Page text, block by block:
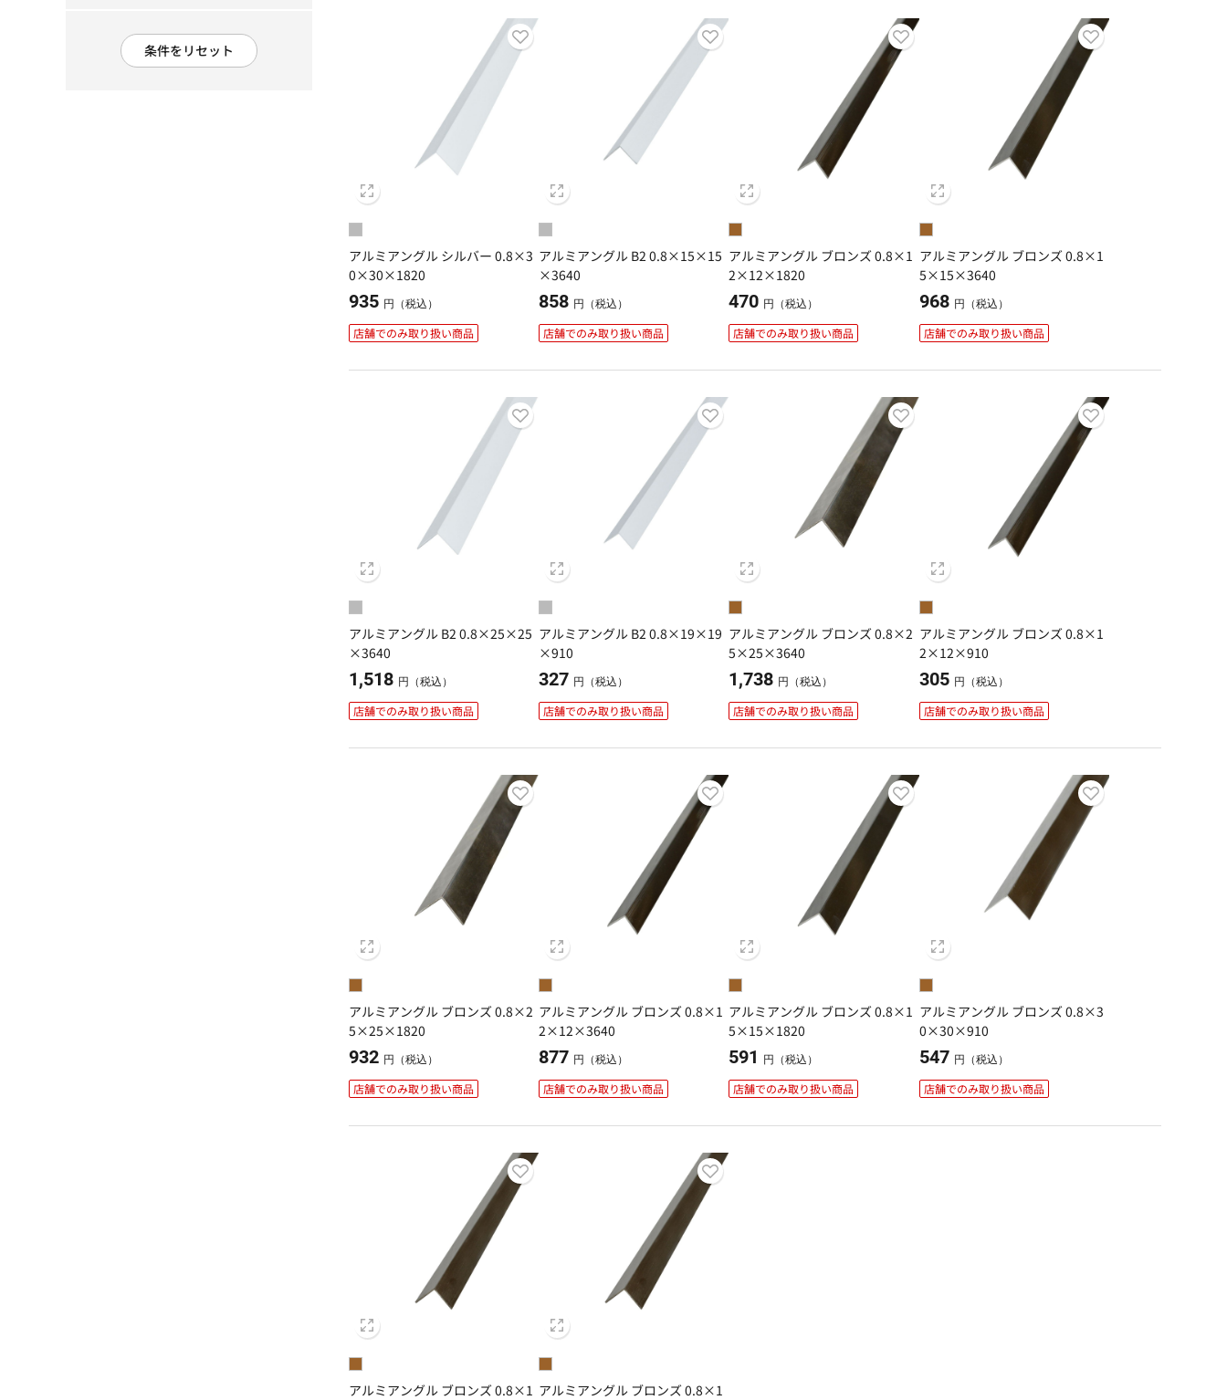
条件をリセット
アルミアングル シルバー 0.8×3
0×30×1820
935 円（税込）
店舗でのみ取り扱い商品
アルミアングル B2 0.8×15×15
×3640
858 円（税込）
店舗でのみ取り扱い商品
アルミアングル ブロンズ 0.8×1
2×12×1820
470 円（税込）
店舗でのみ取り扱い商品
アルミアングル ブロンズ 0.8×1
5×15×3640
968 円（税込）
店舗でのみ取り扱い商品
アルミアングル B2 0.8×25×25
×3640
1,518 円（税込）
店舗でのみ取り扱い商品
アルミアングル B2 0.8×19×19
×910
327 円（税込）
店舗でのみ取り扱い商品
アルミアングル ブロンズ 0.8×2
5×25×3640
1,738 円（税込）
店舗でのみ取り扱い商品
アルミアングル ブロンズ 0.8×1
2×12×910
305 円（税込）
店舗でのみ取り扱い商品
アルミアングル ブロンズ 0.8×2
5×25×1820
932 円（税込）
店舗でのみ取り扱い商品
アルミアングル ブロンズ 0.8×1
2×12×3640
877 円（税込）
店舗でのみ取り扱い商品
アルミアングル ブロンズ 0.8×1
5×15×1820
591 円（税込）
店舗でのみ取り扱い商品
アルミアングル ブロンズ 0.8×3
0×30×910
547 円（税込）
店舗でのみ取り扱い商品
アルミアングル ブロンズ 0.8×1 アルミアングル ブロンズ 0.8×1